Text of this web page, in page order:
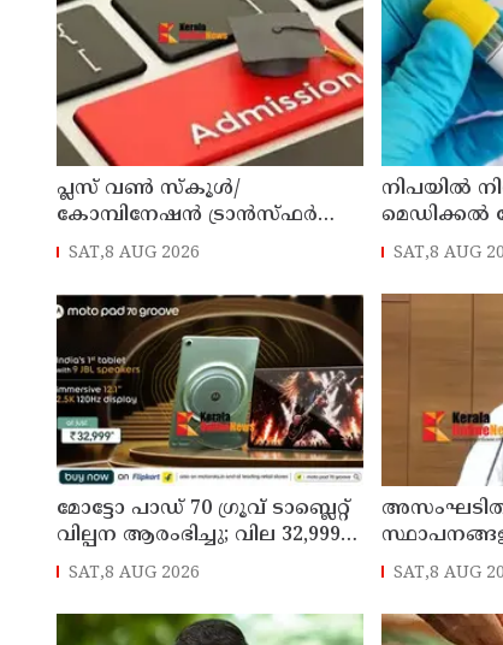
പ്ലസ് വൺ സ്‌കൂൾ/
കോമ്പിനേഷൻ ട്രാൻസ്ഫർ
അഡ്മിഷൻ ആഗസ്ത് 10, 11
SAT,8 AUG 2026
നിപയിൽ
മെഡിക്കൽ
SAT,8 AUG
മോട്ടോ പാഡ് 70 ഗ്രൂവ് ടാബ്ലെറ്റ്
വില്പന ആരംഭിച്ചു; വില 32,999
രൂപ മുതൽ
SAT,8 AUG 2026
കൃത്യമായ
ഡി
SAT,8 AUG